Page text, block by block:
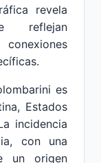
revela
reflejan
es
Estados
incidencia
con una
un origen